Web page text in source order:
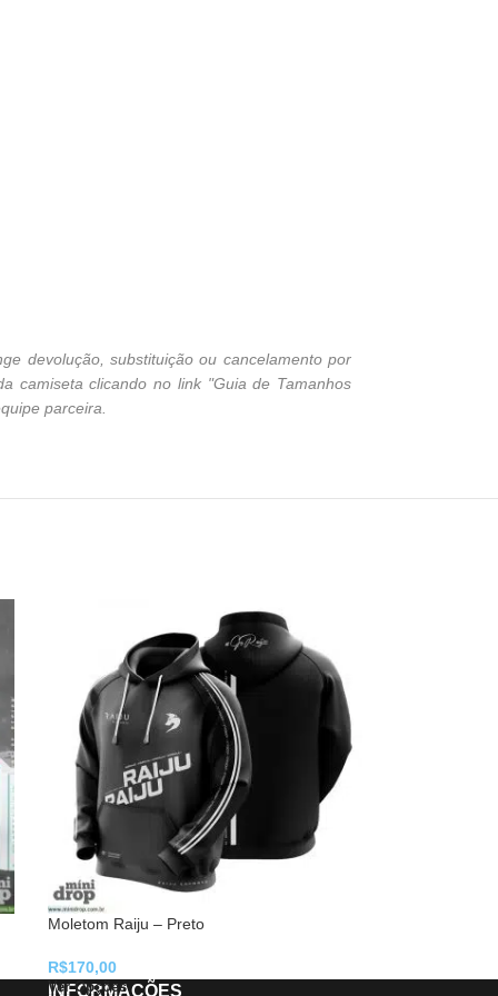
devolução, substituição ou cancelamento por
camiseta clicando no link "Guia de Tamanhos
parceira.
Moletom Raiju – Preto
R$170,00
Ver Opções
INFORMAÇÕES